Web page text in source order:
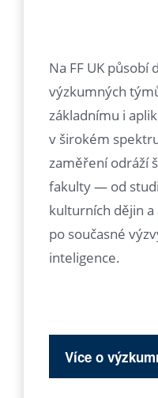
Na FF UK působí
výzkumných
základnímu i
v širokém
zaměření odráží
fakulty — od
kulturních dějin
po současné
inteligence.
Více o